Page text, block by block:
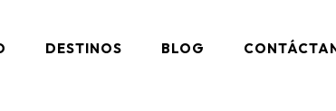
DESTINOS BLOG